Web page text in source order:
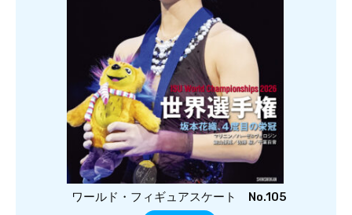
ワールド・フィギュアスケート No.105